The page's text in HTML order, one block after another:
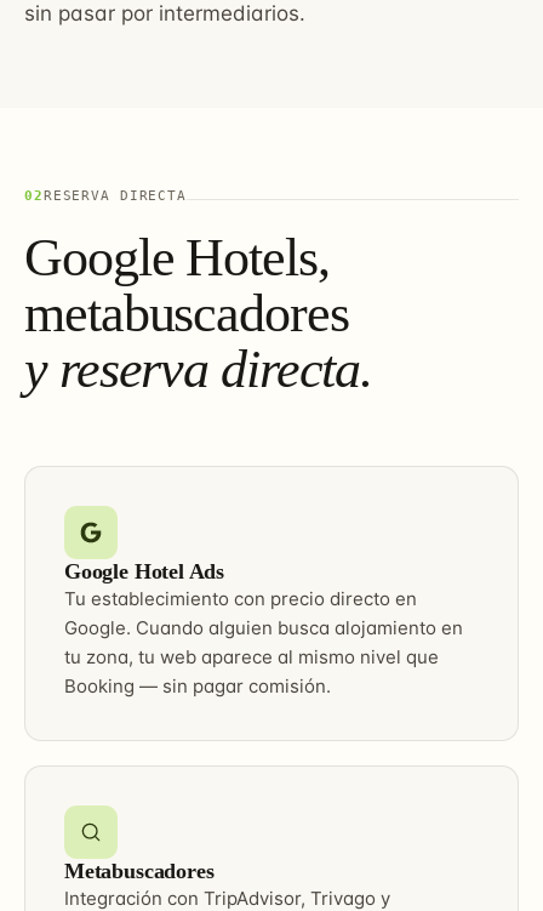
sin pasar por intermediarios.
02RESERVA DIRECTA
Google Hotels,
metabuscadores
y reserva directa.
Google Hotel Ads
Tu establecimiento con precio directo en
Google. Cuando alguien busca alojamiento en
tu zona, tu web aparece al mismo nivel que
Booking — sin pagar comisión.
Metabuscadores
Integración con TripAdvisor, Trivago y